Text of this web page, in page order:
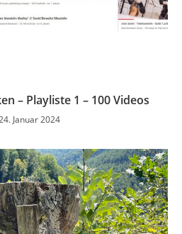
– Playliste 1 – 100 Videos
Januar 2024